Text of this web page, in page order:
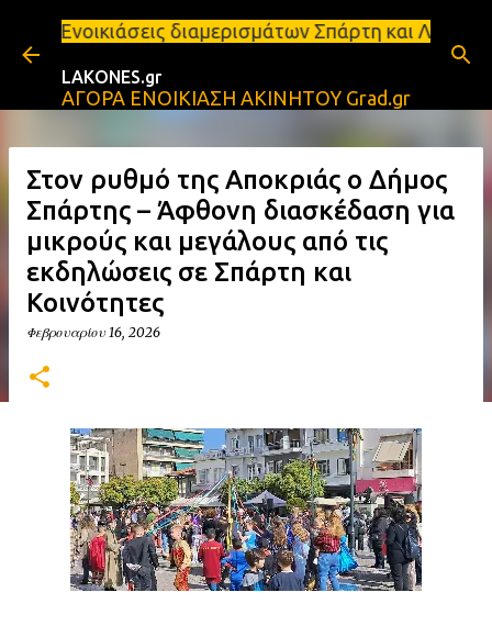
Μετάβαση στο κύριο περιεχόμενο
διαμερισμάτων Σπάρτη και Λακωνία Σπάρτη
LAKONES.gr
ΑΓΟΡΑ ΕΝΟΙΚΙΑΣΗ ΑΚΙΝΗΤΟΥ Grad.gr
Στον ρυθμό της Αποκριάς ο Δήμος
Σπάρτης – Άφθονη διασκέδαση για
μικρούς και μεγάλους από τις
εκδηλώσεις σε Σπάρτη και
Κοινότητες
Φεβρουαρίου 16, 2026